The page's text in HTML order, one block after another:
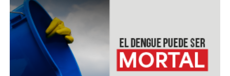
los trabajos para enfrentar la migración irregular»,
señala el comunicado.
RELATED TOPICS:
Gobierno salvadoreño continúa mejorando la